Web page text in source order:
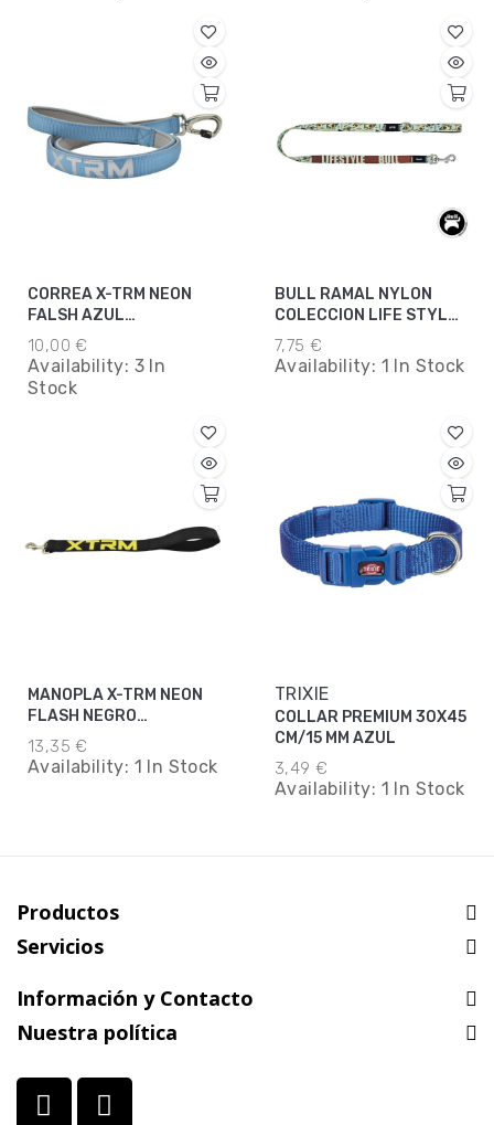
CORREA X-TRM NEON
FALSH AZUL
15MMX120CM
10,00 €
Availability: 3 In
Stock
BULL RAMAL NYLON
COLECCION LIFE STYLE
T-4
7,75 €
Availability: 1 In Stock
MANOPLA X-TRM NEON
FLASH NEGRO
38MMX50CM
13,35 €
Availability: 1 In Stock
TRIXIE
COLLAR PREMIUM 30X45
CM/15 MM AZUL
3,49 €
Availability: 1 In Stock
Productos
Servicios
Información y Contacto
Nuestra política